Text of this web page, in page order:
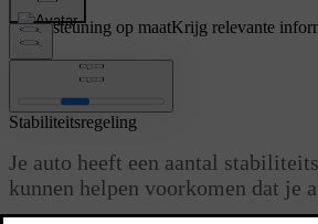
Ondersteuning op maatKrijg relevante
auto.
Stabiliteitsregeling
Je auto heeft een aantal
kunnen helpen voorkomen dat je